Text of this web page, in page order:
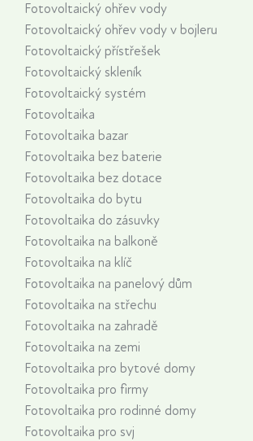
Fotovoltaický ohřev vody
Fotovoltaický ohřev vody v bojleru
Fotovoltaický přístřešek
Fotovoltaický skleník
Fotovoltaický systém
Fotovoltaika
Fotovoltaika bazar
Fotovoltaika bez baterie
Fotovoltaika bez dotace
Fotovoltaika do bytu
Fotovoltaika do zásuvky
Fotovoltaika na balkoně
Fotovoltaika na klíč
Fotovoltaika na panelový dům
Fotovoltaika na střechu
Fotovoltaika na zahradě
Fotovoltaika na zemi
Fotovoltaika pro bytové domy
Fotovoltaika pro firmy
Fotovoltaika pro rodinné domy
Fotovoltaika pro svj